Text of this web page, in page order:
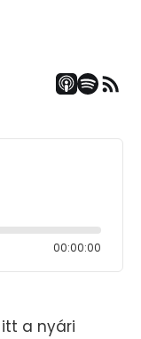
00:00:00
a nyári